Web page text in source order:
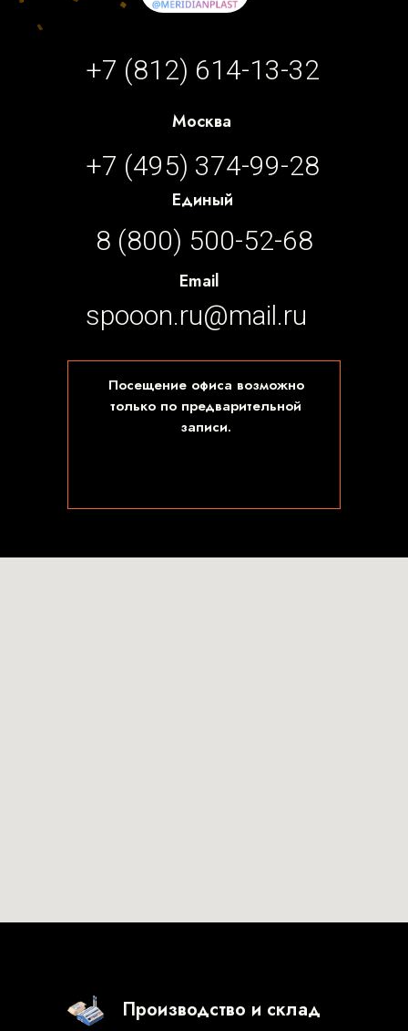
+7 (812) 614-13-32
Москва
+7 (495) 374-99-28
Единый
8 (800) 500-52-68
Email
spooon.ru@mail.ru
Посещение офиса возможно
только по предварительной
записи.
Производство и склад